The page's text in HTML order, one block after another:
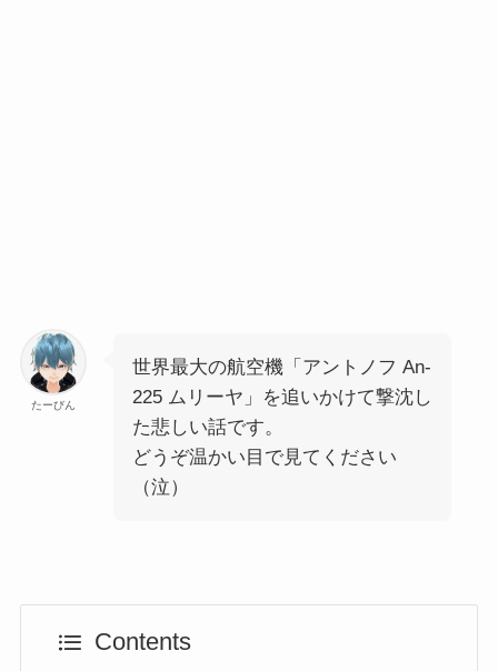
たーびん
世界最大の航空機「アントノフ An-
225 ムリーヤ」を追いかけて撃沈し
た悲しい話です。
どうぞ温かい目で見てください
（泣）
Contents